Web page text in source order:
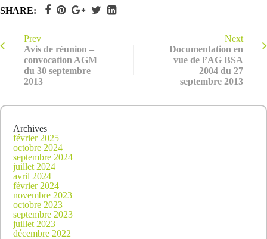
27
septembre
2013
SHARE:
Prev
Avis de réunion –
convocation AGM
du 30 septembre
2013
Next
Documentation en
vue de l’AG BSA
2004 du 27
septembre 2013
Archives
février 2025
octobre 2024
septembre 2024
juillet 2024
avril 2024
février 2024
novembre 2023
octobre 2023
septembre 2023
juillet 2023
décembre 2022